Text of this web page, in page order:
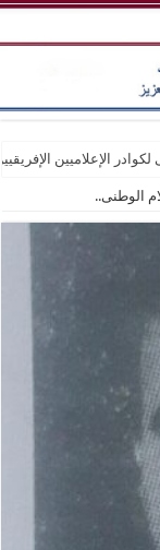
لكوادر الإعلاميين
الوطنى..